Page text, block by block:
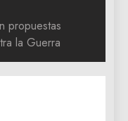
propuestas
la Guerra